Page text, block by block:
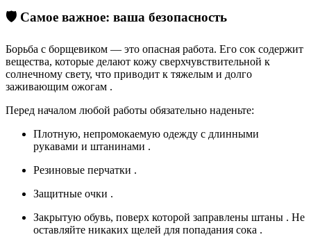
🛡️ Самое важное: ваша безопасность
Борьба с борщевиком — это опасная работа. Его сок содержит
вещества, которые делают кожу сверхчувствительной к
солнечному свету, что приводит к тяжелым и долго
заживающим ожогам .
Перед началом любой работы обязательно наденьте:
Плотную, непромокаемую одежду с длинными
рукавами и штанинами .
Резиновые перчатки .
Защитные очки .
Закрытую обувь, поверх которой заправлены штаны . Не
оставляйте никаких щелей для попадания сока .